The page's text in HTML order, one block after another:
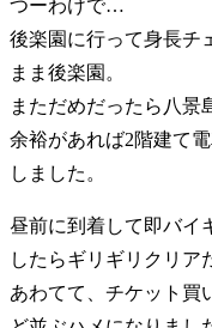
つーわけで…
後楽園に行って身長チ
まま後楽園。
まただめだったら八
余裕があれば2階建て
しました。
昼前に到着して即バイ
したらギリギリクリア
あわてて、チケット買